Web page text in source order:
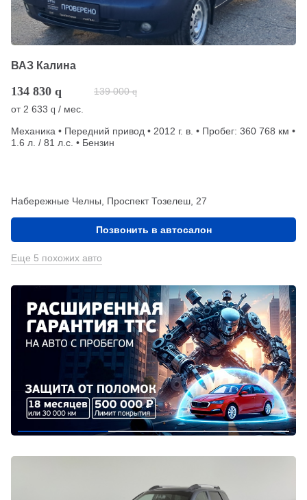
ВАЗ Калина
134 830 q 139 000 q
от2 633 q / мес.
Механика • Передний привод • 2012 г. в. • Пробег: 360 768 км •
1.6 л. / 81 л.с. • Бензин
Набережные Челны, Проспект Тозелеш, 27
Позвонить в автосалон
Еще 5 похожих авто